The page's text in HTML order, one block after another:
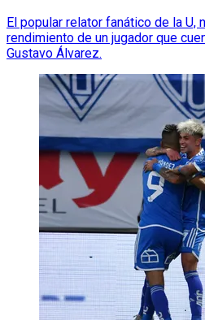
El popular relator fanático de la U,
rendimiento de un jugador que
Gustavo Álvarez.